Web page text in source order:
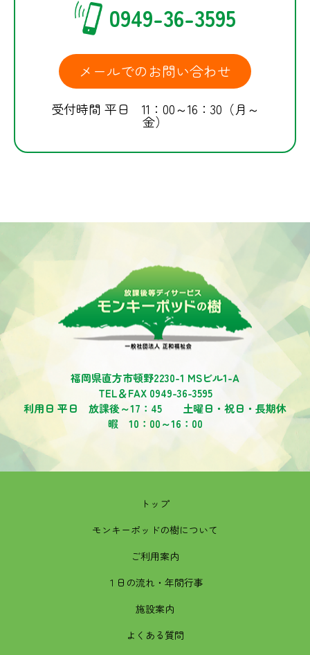
0949-36-3595
メールでのお問い合わせ
受付時間 平日 11：00～16：30（月～
金）
福岡県直方市頓野2230-1 MSビル1-A
TEL＆FAX 0949-36-3595
利用日 平日 放課後～17：45 土曜日・祝日・長期休
暇 10：00～16：00
トップ
モンキーポッドの樹について
ご利用案内
１日の流れ・年間行事
施設案内
よくある質問